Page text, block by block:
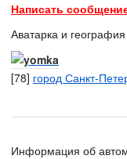
Написать
Аватарка и география
[78] город Санкт-
Информация об